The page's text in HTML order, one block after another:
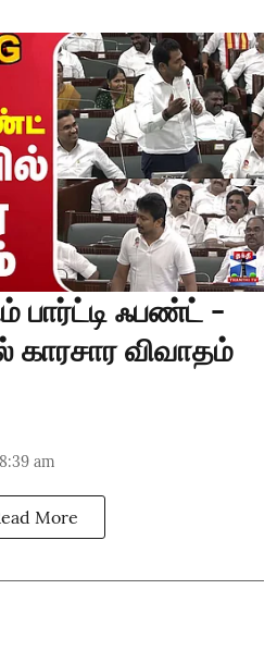
பார்ட்டி ஃபண்ட் -
காரசார விவாதம்
am
More